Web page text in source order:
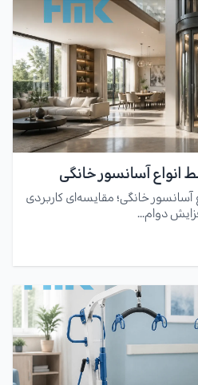
آسانسور خانگی
خانگی؛ مقایسه‌ای کاربردی
دوام...